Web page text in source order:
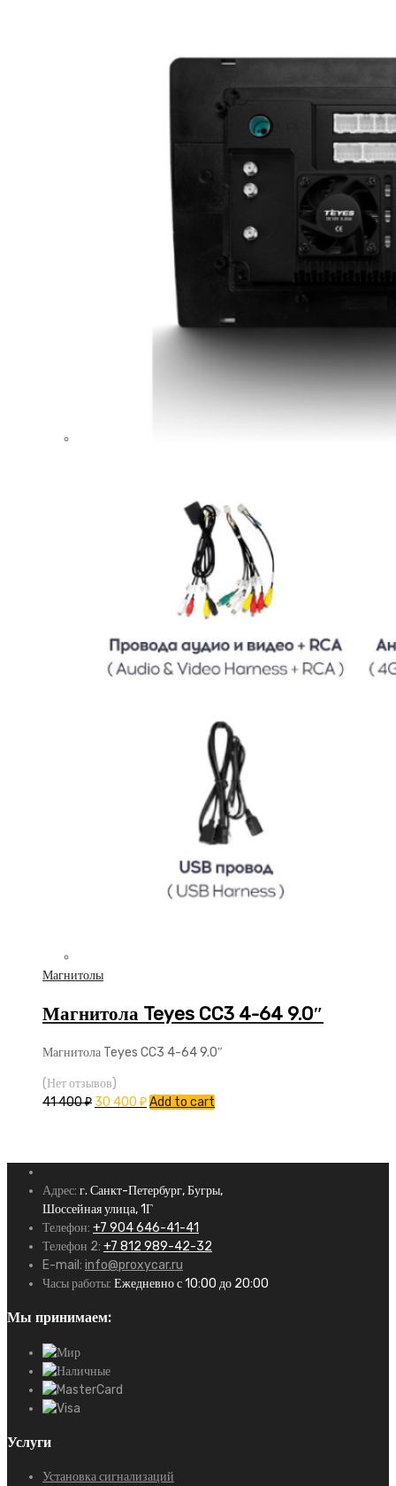
Магнитолы
Магнитола Teyes CC3 4-64 9.0″
Магнитола Teyes CC3 4-64 9.0″
(Нет отзывов)
41 400₽ 30 400 ₽Add to cart
Адрес: г. Санкт-Петербург, Бугры,
Шоссейная улица, 1Г
Телефон: +7 904 646-41-41
Телефон 2: +7 812 989-42-32
E-mail: info@proxycar.ru
Часы работы: Ежедневно с 10:00 до 20:00
Мы принимаем:
Услуги
Установка сигнализаций